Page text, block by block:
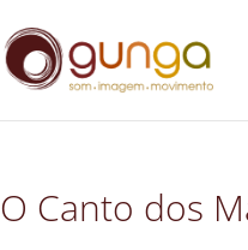
O Canto dos